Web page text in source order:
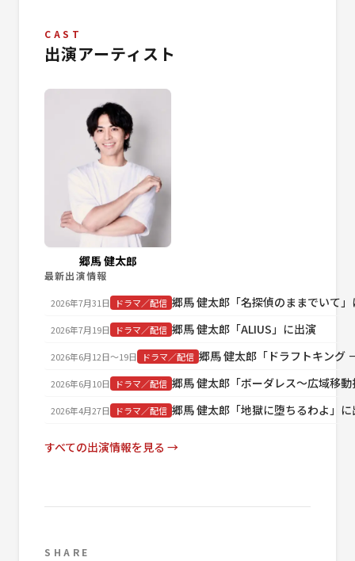
CAST
出演アーティスト
郷馬 健太郎
最新出演情報
2026年7月31日 ドラマ／配信 郷馬 健太郎「名探偵のままでいて
2026年7月19日 ドラマ／配信 郷馬 健太郎「ALIUS」に出演
2026年6月12日〜19日 ドラマ／配信 郷馬 健太郎「ドラフトキング
2026年6月10日 ドラマ／配信 郷馬 健太郎「ボーダレス～広域移
2026年4月27日 ドラマ／配信 郷馬 健太郎「地獄に堕ちるわよ」に
すべての出演情報を見る →
SHARE